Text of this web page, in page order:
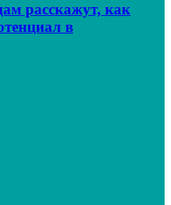
расскажут, как
в